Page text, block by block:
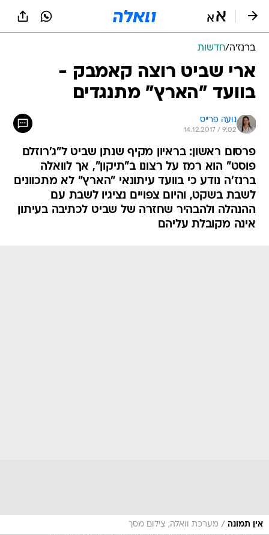
ברנז'ה/חדשות
ארי שביט רוצה קאמבק -
בוועד "הארץ" מתנגדים
נועה פרייס
14.12.2017 / 9:02
פרסום ראשון: בראיון מקיף שנתן שביט ל"ג'רוזלם
פוסט" הוא רמז על רצונו ב"תיקון", אך לוואלה
ברנז'ה נודע כי בוועד עיתונאי "הארץ" לא מתכוונים
לשבת בשקט, והיום צפויים נציגיו לשבת עם
ההנהלה ולהבהיר שחזרה של שביט לכתיבה בעיתון
אינה מקובלת עליהם
אין תמונה / מערכת וואלה, צילום מסך